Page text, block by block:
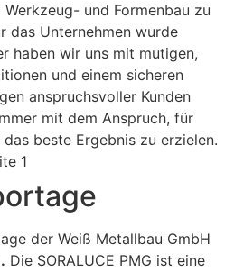
und Formenbau zu
das Unternehmen wurde
haben wir uns mit mutigen,
und einem sicheren
anspruchsvoller Kunden
mit dem Anspruch, für
beste Ergebnis zu erzielen.
der Weiß Metallbau GmbH
Die SORALUCE PMG ist eine